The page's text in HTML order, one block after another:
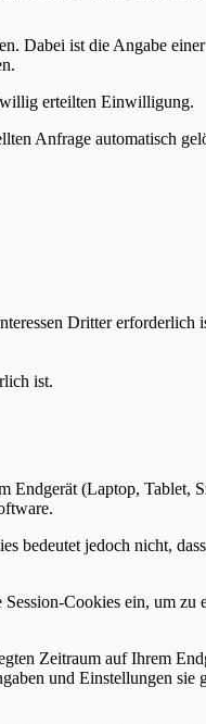
Dabei ist die Angabe
erteilten Einwilligung.
Anfrage automatisch
Dritter erforderlich
ist.
(Laptop, Tablet,
bedeutet jedoch nicht,
Cookies ein, um zu
Zeitraum auf Ihrem
und Einstellungen sie